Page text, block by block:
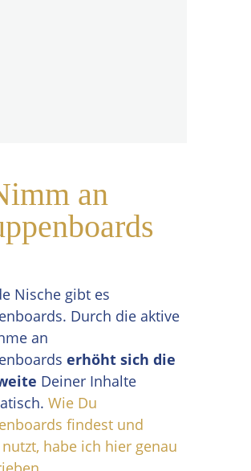
an
Nische gibt es
Durch die aktive
an
erhöht sich die
Deiner Inhalte
Wie Du
findest und
habe ich hier genau